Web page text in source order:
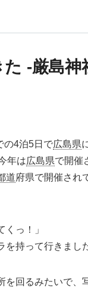
-厳島神
の4泊5日で広島県
年は広島県で開催
道府県で開催され
っ！」
を持って行きまし
を回るみたいで、